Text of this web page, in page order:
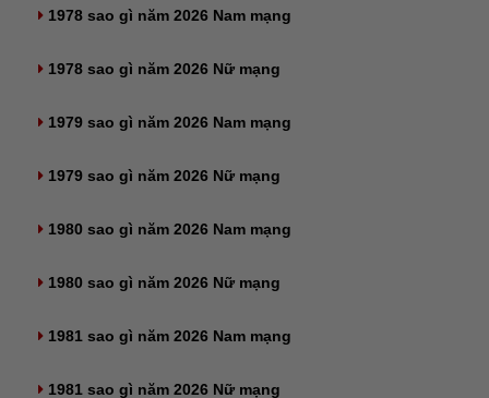
1978 sao gì năm 2026 Nam mạng
1978 sao gì năm 2026 Nữ mạng
1979 sao gì năm 2026 Nam mạng
1979 sao gì năm 2026 Nữ mạng
1980 sao gì năm 2026 Nam mạng
1980 sao gì năm 2026 Nữ mạng
1981 sao gì năm 2026 Nam mạng
1981 sao gì năm 2026 Nữ mạng